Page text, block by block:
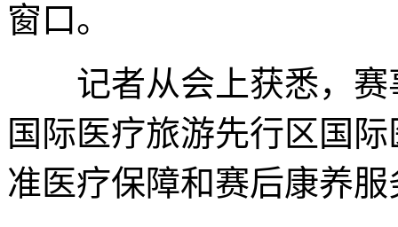
窗口。
记者从会上获悉，赛
国际医疗旅游先行区国
准医疗保障和赛后康养服